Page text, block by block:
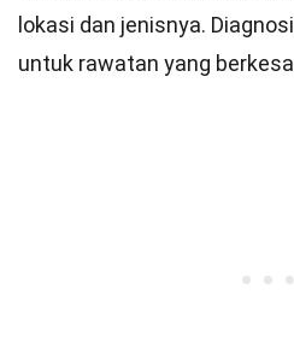
lokasi dan jenisnya.
untuk rawatan yang